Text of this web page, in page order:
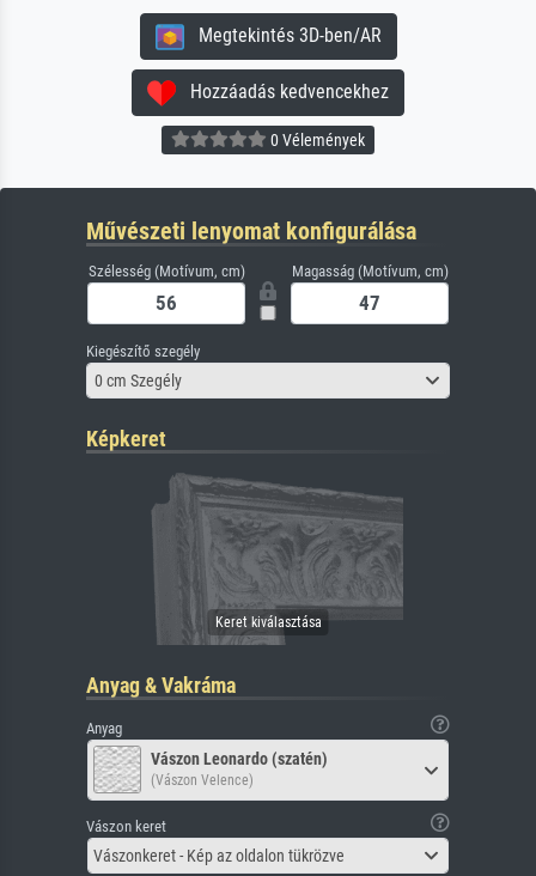
Megtekintés 3D-ben/AR
Hozzáadás kedvencekhez
0 Vélemények
Művészeti lenyomat konfigurálása
Szélesség (Motívum, cm) Magasság (Motívum, cm)
Kiegészítő szegély
0 cm Szegély
Képkeret
Anyag & Vakráma
Anyag
Vászon Leonardo (szatén)
(Vászon Velence)
Vászon keret
Vászonkeret - Kép az oldalon tükrözve